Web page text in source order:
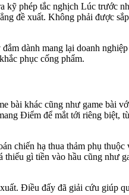
phép tắc nghịch Lúc trước
đề xuất. Không phải được
dành mang lại doanh
phục cống phẩm.
khác cũng như game bài
Điểm để mắt tới riêng biệt,
chiến hạ thua thảm phụ
gì tiền vào hầu cũng như
Điều đấy đã giải cứu giúp